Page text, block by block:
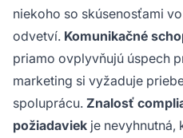
niekoho so skúsenosťami
odvetví. Komunikačné
priamo ovplyvňujú úspech
marketing si vyžaduje
spoluprácu. Znalosť
požiadaviek je nevyhnutná,